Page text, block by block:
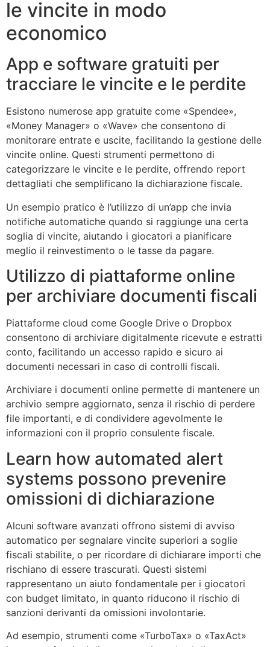
le vincite in modo
economico
App e software gratuiti per
tracciare le vincite e le perdite
Esistono numerose app gratuite come «Spendee»,
«Money Manager» o «Wave» che consentono di
monitorare entrate e uscite, facilitando la gestione delle
vincite online. Questi strumenti permettono di
categorizzare le vincite e le perdite, offrendo report
dettagliati che semplificano la dichiarazione fiscale.
Un esempio pratico è l’utilizzo di un’app che invia
notifiche automatiche quando si raggiunge una certa
soglia di vincite, aiutando i giocatori a pianificare
meglio il reinvestimento o le tasse da pagare.
Utilizzo di piattaforme online
per archiviare documenti fiscali
Piattaforme cloud come Google Drive o Dropbox
consentono di archiviare digitalmente ricevute e estratti
conto, facilitando un accesso rapido e sicuro ai
documenti necessari in caso di controlli fiscali.
Archiviare i documenti online permette di mantenere un
archivio sempre aggiornato, senza il rischio di perdere
file importanti, e di condividere agevolmente le
informazioni con il proprio consulente fiscale.
Learn how automated alert
systems possono prevenire
omissioni di dichiarazione
Alcuni software avanzati offrono sistemi di avviso
automatico per segnalare vincite superiori a soglie
fiscali stabilite, o per ricordare di dichiarare importi che
rischiano di essere trascurati. Questi sistemi
rappresentano un aiuto fondamentale per i giocatori
con budget limitato, in quanto riducono il rischio di
sanzioni derivanti da omissioni involontarie.
Ad esempio, strumenti come «TurboTax» o «TaxAct»